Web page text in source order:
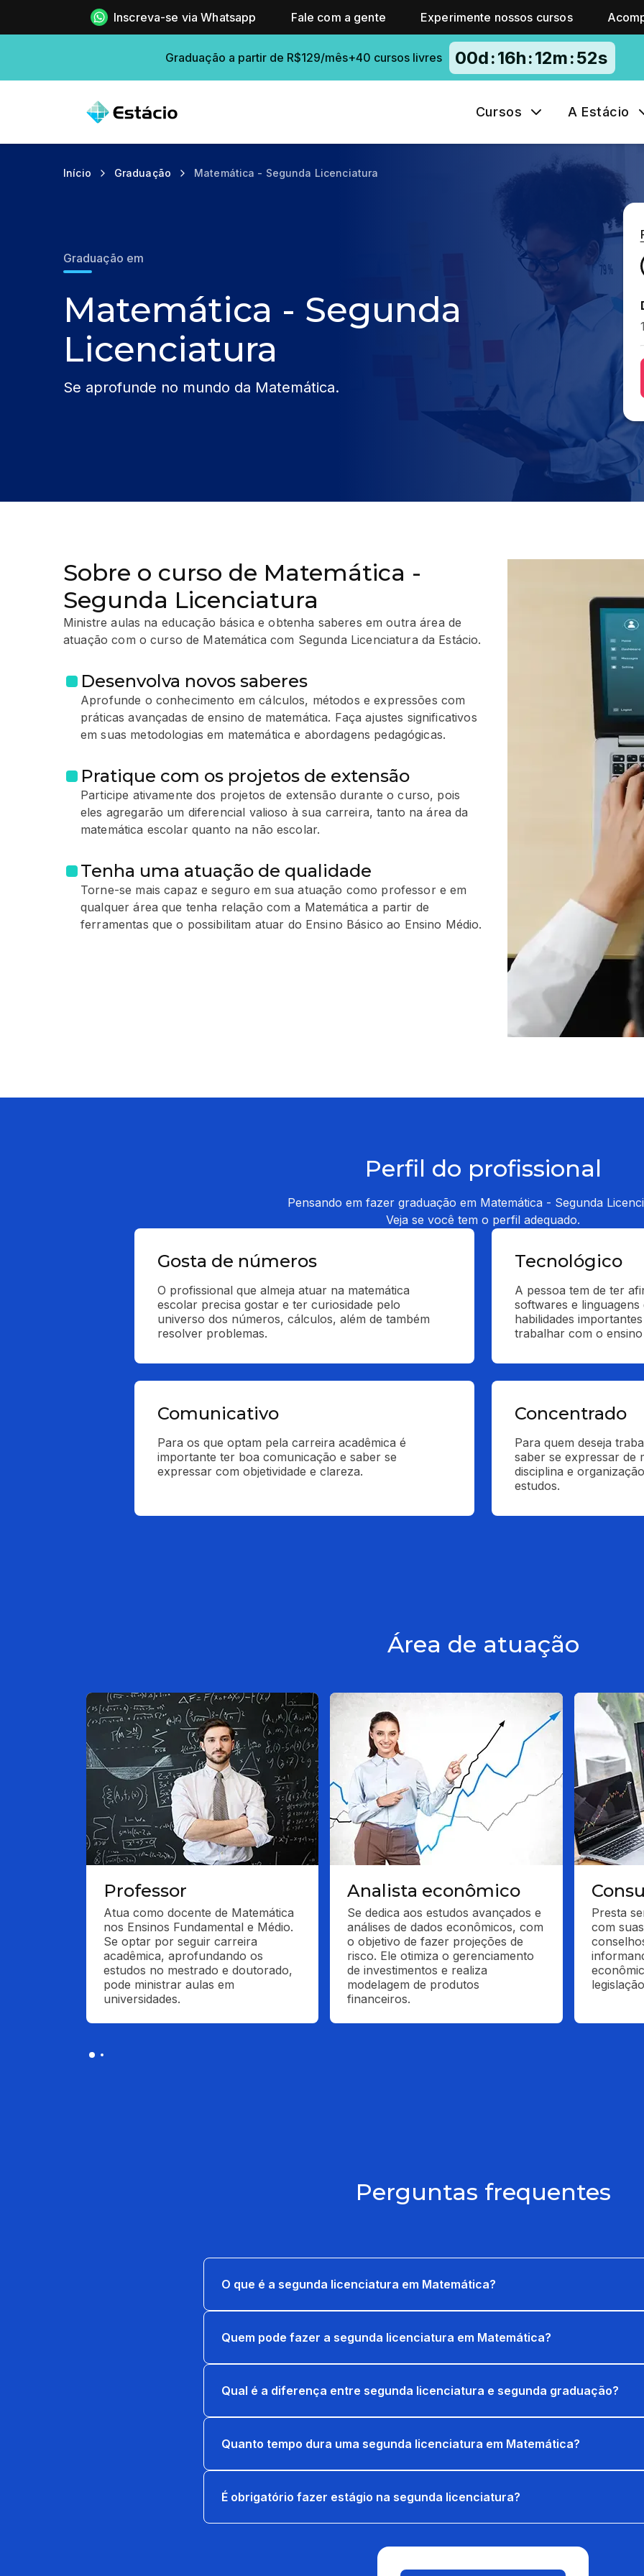
Inscreva-se via Whatsapp Fale com a gente Experimente nossos cursos
Graduação a partir de R$129/mês+40 cursos livres 00d:16h:12m:51s
Cursos A Estácio
Início Graduação Matemática - Segunda Licenciatura
Graduação em
Matemática - Segunda
Licenciatura
Se aprofunde no mundo da Matemática.
Sobre o curso de Matemática -
Segunda Licenciatura
Ministre aulas na educação básica e obtenha saberes em outra área de
atuação com o curso de Matemática com Segunda Licenciatura da Estácio.
Desenvolva novos saberes
Aprofunde o conhecimento em cálculos, métodos e expressões com
práticas avançadas de ensino de matemática. Faça ajustes significativos
em suas metodologias em matemática e abordagens pedagógicas.
Pratique com os projetos de extensão
Participe ativamente dos projetos de extensão durante o curso, pois
eles agregarão um diferencial valioso à sua carreira, tanto na área da
matemática escolar quanto na não escolar.
Tenha uma atuação de qualidade
Torne-se mais capaz e seguro em sua atuação como professor e em
qualquer área que tenha relação com a Matemática a partir de
ferramentas que o possibilitam atuar do Ensino Básico ao Ensino Médio.
Perfil do profissional
Pensando em fazer graduação em Matemática - Segunda
Veja se você tem o perfil adequado.
Gosta de números
O profissional que almeja atuar na matemática
escolar precisa gostar e ter curiosidade pelo
universo dos números, cálculos, além de também
resolver problemas.
Tecnológico
A pessoa tem de ter
softwares e
habilidades
trabalhar com o
Comunicativo
Para os que optam pela carreira acadêmica é
importante ter boa comunicação e saber se
expressar com objetividade e clareza.
Concentrado
Para quem deseja
saber se expressar de
disciplina e
estudos.
Área de atuação
Professor
Atua como docente de Matemática
nos Ensinos Fundamental e Médio.
Se optar por seguir carreira
acadêmica, aprofundando os
estudos no mestrado e doutorado,
pode ministrar aulas em
universidades.
Analista econômico
Se dedica aos estudos avançados e
análises de dados econômicos, com
o objetivo de fazer projeções de
risco. Ele otimiza o gerenciamento
de investimentos e realiza
modelagem de produtos
financeiros.
Presta
com
Perguntas frequentes
O que é a segunda licenciatura em Matemática?
Quem pode fazer a segunda licenciatura em Matemática?
Qual é a diferença entre segunda licenciatura e segunda graduação?
Quanto tempo dura uma segunda licenciatura em Matemática?
É obrigatório fazer estágio na segunda licenciatura?